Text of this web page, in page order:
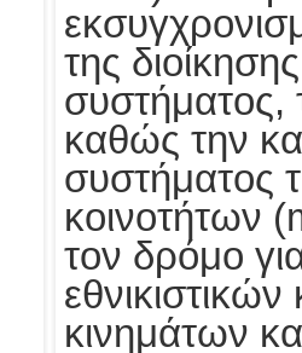
της
συστήματος,
καθώς την
συστήματος
κοινοτήτων
τον δρόμο
κινημάτων